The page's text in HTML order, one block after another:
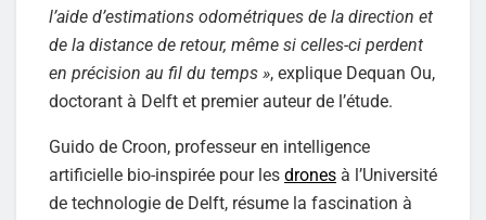
l’aide d’estimations odométriques de la direction et
de la distance de retour, même si celles-ci perdent
en précision au fil du temps », explique Dequan Ou,
doctorant à Delft et premier auteur de l’étude.
Guido de Croon, professeur en intelligence
artificielle bio-inspirée pour les drones à l’Université
de technologie de Delft, résume la fascination à